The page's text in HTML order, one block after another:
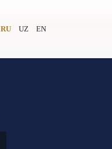
RU UZ EN